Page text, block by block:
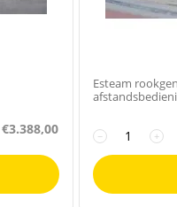
€3.388,00
Esteam
+
−